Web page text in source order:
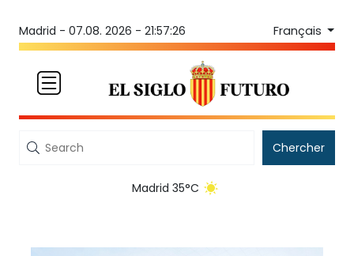
Madrid - 07.08. 2026 - 21:57:27 Français
Chercher
Madrid 35°C